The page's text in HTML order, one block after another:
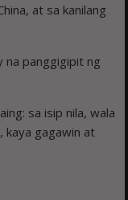
at sa kanilang
na panggigipit ng
sa isip nila, wala
kaya gagawin at